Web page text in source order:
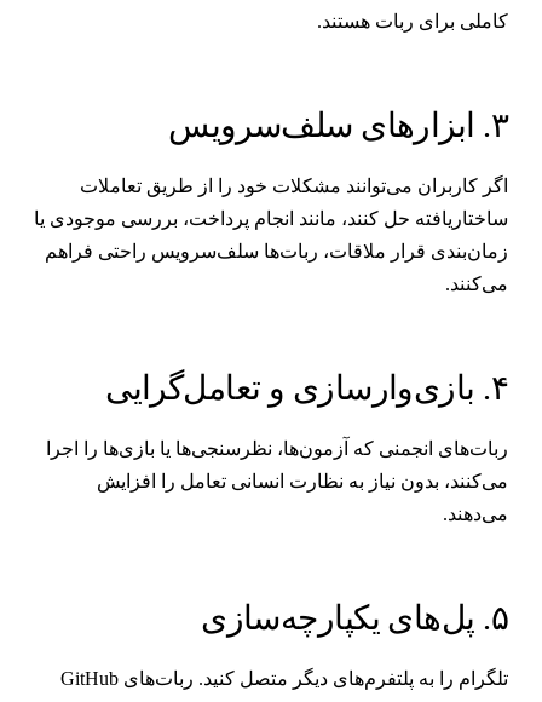
برای ربات هستند.
کاربران می‌توانند مشکلات خود را از طریق تعاملات
حل کنند، مانند انجام پرداخت، بررسی موجودی یا
قرار ملاقات، ربات‌ها سلف‌سرویس راحتی فراهم
انجمنی که آزمون‌ها، نظرسنجی‌ها یا بازی‌ها را اجرا
بدون نیاز به نظارت انسانی تعامل را افزایش
تلگرام را به پلتفرم‌های دیگر متصل کنید. ربات‌های GitHub